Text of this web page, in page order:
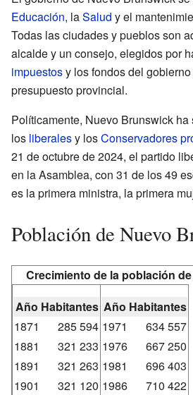
Educación, laSalud y el
Todas las ciudades y pueblos son
alcalde y un consejo, elegidos por
impuestosy los fondos del
presupuesto provincial.
Políticamente, Nuevo Brunswick
los liberalesy losConservadores
21 de octubre de 2024, el partido
en la Asamblea, con 31 de los 49
es la primera ministra, la primera
Población de Nuevo
Crecimiento de la población
Año Habitantes
1871
285 594
1881
321 233
1891
321 263
1901
321 120
Año Habitantes
1971
634 557
1976
667 250
1981
696 403
1986
710 422